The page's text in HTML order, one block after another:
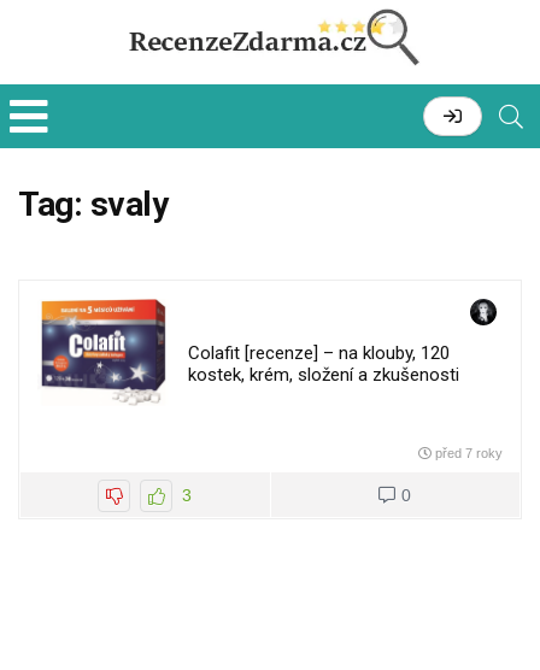
Tag: svaly
Colafit [recenze] – na klouby, 120
kostek, krém, složení a zkušenosti
před 7 roky
3 0